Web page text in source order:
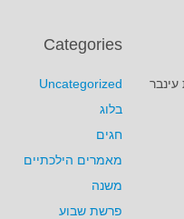
Categories
Uncategorized
בלוג
חגים
מאמרים הילכתיים
משנה
פרשת שבוע